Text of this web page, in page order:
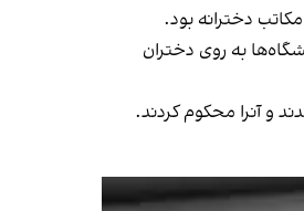
دخترانه بود.
به روی دختران